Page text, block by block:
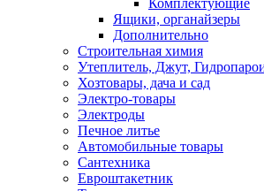
Комплектующие
Ящики, органайзеры
Дополнительно
Строительная химия
Утеплитель, Джут,
Хозтовары, дача и сад
Электро-товары
Электроды
Печное литье
Автомобильные товары
Сантехника
Евроштакетник